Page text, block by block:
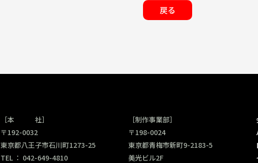
戻る
［本 社］
〒192-0032
東京都八王子市石川町1273-25
TEL ： 042-649-4810
［制作事業部］
〒198-0024
東京都青梅市新町9-2183-5
美光ビル2F